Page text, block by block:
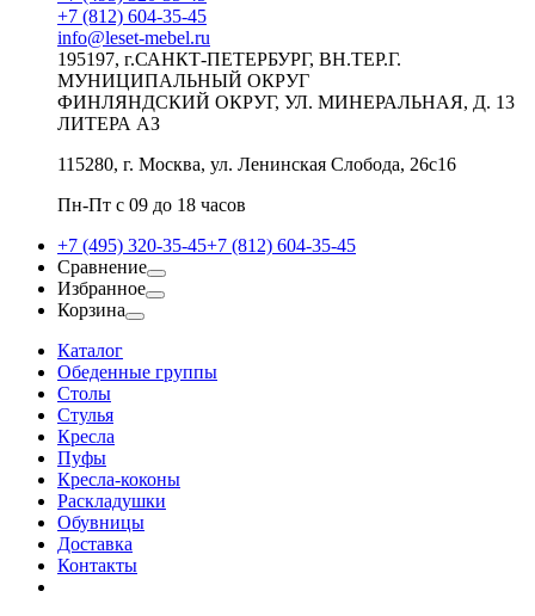
+7 (812) 604-35-45
info@leset-mebel.ru
195197, г.САНКТ-ПЕТЕРБУРГ, ВН.ТЕР.Г.
МУНИЦИПАЛЬНЫЙ ОКРУГ
ФИНЛЯНДСКИЙ ОКРУГ, УЛ. МИНЕРАЛЬНАЯ, Д. 13
ЛИТЕРА АЗ
115280, г. Москва, ул. Ленинская Слобода, 26с16
Пн-Пт с 09 до 18 часов
+7 (495) 320-35-45+7 (812) 604-35-45
Сравнение
Избранное
Корзина
Каталог
Обеденные группы
Столы
Стулья
Кресла
Пуфы
Кресла-коконы
Раскладушки
Обувницы
Доставка
Контакты